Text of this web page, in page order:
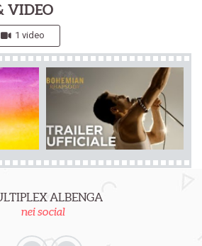
VIDEO
1 video
ALBENGA
nei social